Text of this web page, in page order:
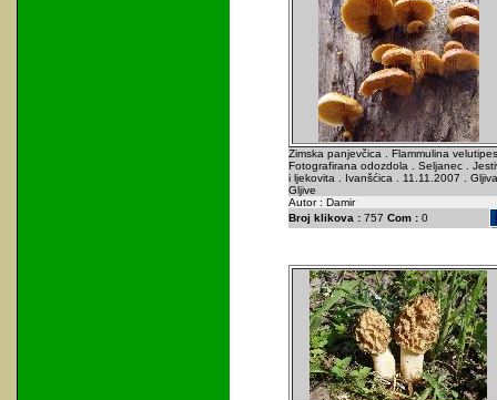
Zimska panjevčica . Flammulina
Fotografirana odozdola . Seljanec .
i ljekovita . Ivanšćica . 11.11.2007 .
Gljive
Autor : Damir
Broj klikova :757 Com :0